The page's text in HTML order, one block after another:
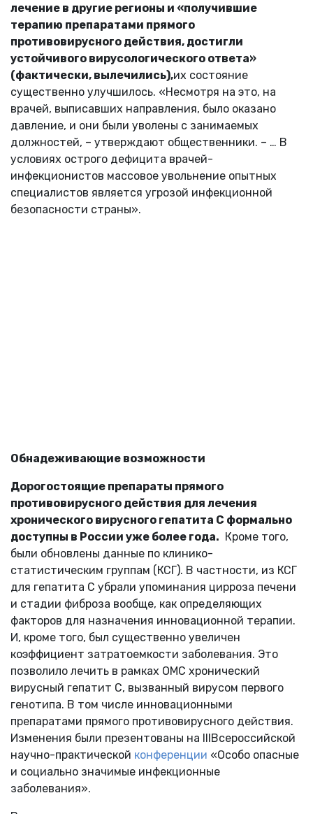
лечение в другие регионы и «получившие
терапию препаратами прямого
противовирусного действия, достигли
устойчивого вирусологического ответа»
(фактически, вылечились),их состояние
существенно улучшилось. «Несмотря на это, на
врачей, выписавших направления, было оказано
давление, и они были уволены с занимаемых
должностей, – утверждают общественники. – … В
условиях острого дефицита врачей-
инфекционистов массовое увольнение опытных
специалистов является угрозой инфекционной
безопасности страны».
Обнадеживающие возможности
Дорогостоящие препараты прямого
противовирусного действия для лечения
хронического вирусного гепатита С формально
доступны в России уже более года. Кроме того,
были обновлены данные по клинико-
статистическим группам (КСГ). В частности, из КСГ
для гепатита С убрали упоминания цирроза печени
и стадии фиброза вообще, как определяющих
факторов для назначения инновационной терапии.
И, кроме того, был существенно увеличен
коэффициент затратоемкости заболевания. Это
позволило лечить в рамках ОМС хронический
вирусный гепатит С, вызванный вирусом первого
генотипа. В том числе инновационными
препаратами прямого противовирусного действия.
Изменения были презентованы на IIIВсероссийской
научно-практической конференции «Особо опасные
и социально значимые инфекционные
заболевания».